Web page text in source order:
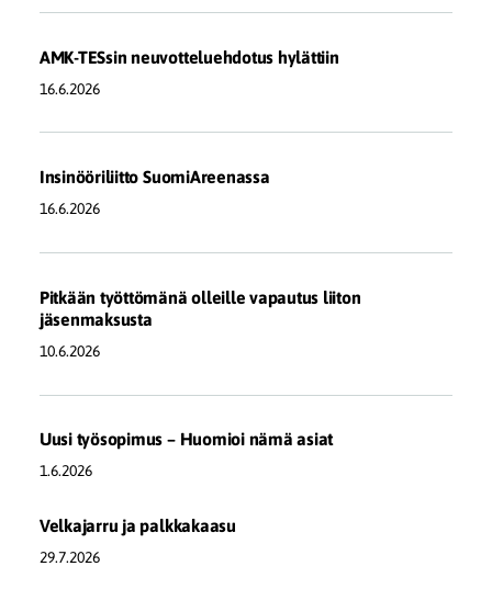
AMK-TESsin neuvotteluehdotus hylättiin
16.6.2026
Insinööriliitto SuomiAreenassa
16.6.2026
Pitkään työttömänä olleille vapautus liiton
jäsenmaksusta
10.6.2026
Uusi työsopimus – Huomioi nämä asiat
1.6.2026
Velkajarru ja palkkakaasu
29.7.2026